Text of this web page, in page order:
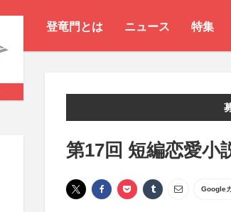
登竜門とは ニュース 特集
第17回 短編恋愛小
Google